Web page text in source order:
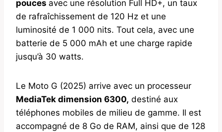
pouces avec une résolution Full HD+, un taux
de rafraîchissement de 120 Hz et une
luminosité de 1 000 nits. Tout cela, avec une
batterie de 5 000 mAh et une charge rapide
jusqu’à 30 watts.
Le Moto G (2025) arrive avec un processeur
MediaTek dimension 6300, destiné aux
téléphones mobiles de milieu de gamme. Il est
accompagné de 8 Go de RAM, ainsi que de 128